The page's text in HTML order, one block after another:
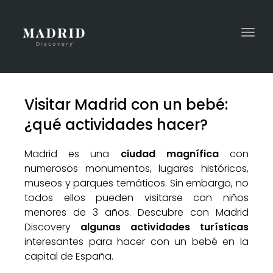
Visitar Madrid con un bebé:
¿qué actividades hacer?
Madrid es una ciudad magníficacon
numerosos monumentos, lugares históricos,
museos y parques temáticos. Sin embargo, no
todos ellos pueden visitarse con niños
menores de 3 años. Descubre con Madrid
Discovery algunas actividades turísticas
interesantes para hacer con un bebé en la
capital de España.